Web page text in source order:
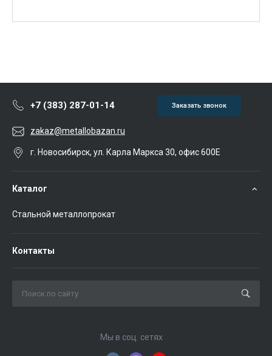
+7 (383) 287-01-14 Заказать звонок
zakaz@metallobazan.ru
г. Новосибирск, ул. Карла Маркса 30, офис 600Е
Каталог
Стальной металлопрокат
Контакты
Мы в соц. сетях